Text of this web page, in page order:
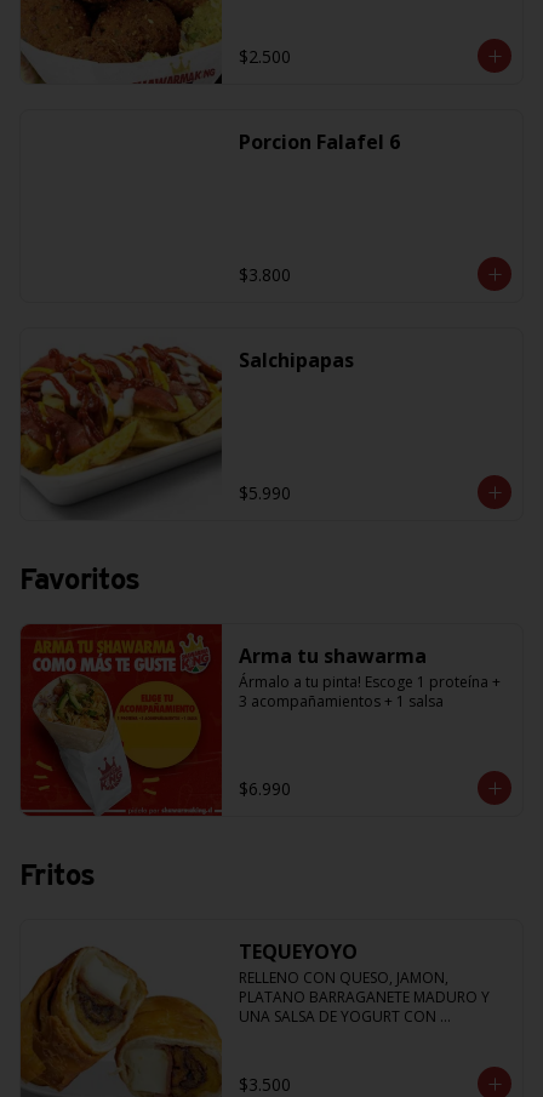
$2.500
Porcion Falafel 6
$3.800
Salchipapas
$5.990
Favoritos
Arma tu shawarma
Ármalo a tu pinta! Escoge 1 proteína +
3 acompañamientos + 1 salsa
$6.990
Fritos
TEQUEYOYO
RELLENO CON QUESO, JAMON,
PLATANO BARRAGANETE MADURO Y
UNA SALSA DE YOGURT CON
$3.500